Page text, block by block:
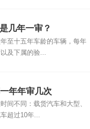
几年一审？
至十五年车龄的车辆，每年
及下属的验...
年年审几次
间不同：载货汽车和大型、
超过10年...